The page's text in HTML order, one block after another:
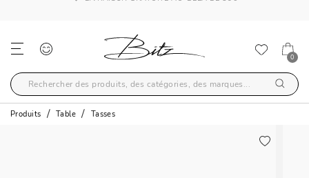
0
Produits Table Tasses